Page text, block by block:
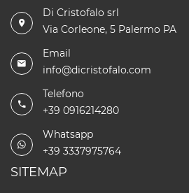
Di Cristofalo srl
Via Corleone, 5 Palermo PA
Email
info@dicristofalo.com
Telefono
+39 0916214280
Whatsapp
+39 3337975764
SITEMAP